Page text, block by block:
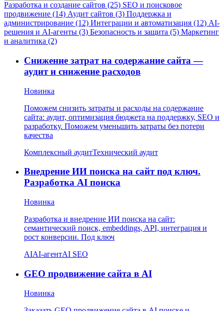
Разработка и создание сайтов (25) SEO и поисковое
продвижение (14) Аудит сайтов (3) Поддержка и
администрирование (12) Интеграции и автоматизация (12) AI-
решения и AI-агенты (3) Безопасность и защита (5) Маркетинг
и аналитика (2)
Снижение затрат на содержание сайта —
аудит и снижение расходов
Новинка
Поможем снизить затраты и расходы на содержание
сайта: аудит, оптимизация бюджета на поддержку, SEO и
разработку. Поможем уменьшить затраты без потери
качества
Комплексный аудитТехнический аудит
Внедрение ИИ поиска на сайт под ключ.
Разработка AI поиска
Новинка
Разработка и внедрение ИИ поиска на сайт:
семантический поиск, embeddings, API, интеграция и
рост конверсии. Под ключ
AIAI-агентAI SEO
GEO продвижение сайта в AI
Новинка